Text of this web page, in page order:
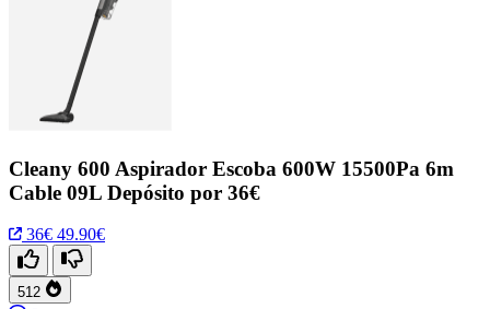
Cleany 600 Aspirador Escoba 600W 15500Pa 6m
Cable 09L Depósito por 36€
36€ 49.90€
512